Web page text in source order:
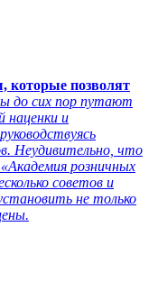
которые позволят
до сих пор путают
наценки и
Неудивительно, что
розничных
советов и
не только